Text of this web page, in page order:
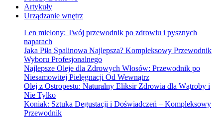
Artykuły
Urządzanie wnętrz
Len mielony: Twój przewodnik po zdrowiu i pysznych
naparach
Jaka Piła Spalinowa Najlepsza? Kompleksowy Przewodnik
Wyboru Profesjonalnego
Najlepsze Oleje dla Zdrowych Włosów: Przewodnik po
Niesamowitej Pielęgnacji Od Wewnątrz
Olej z Ostropestu: Naturalny Eliksir Zdrowia dla Wątroby i
Nie Tylko
Koniak: Sztuka Degustacji i Doświadczeń – Kompleksowy
Przewodnik